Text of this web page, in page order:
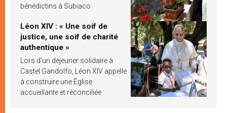
bénédictins à Subiaco
Léon XIV : « Une soif de
justice, une soif de charité
authentique »
Lors d’un déjeuner solidaire à
Castel Gandolfo, Léon XIV appelle
à construire une Église
accueillante et réconciliée